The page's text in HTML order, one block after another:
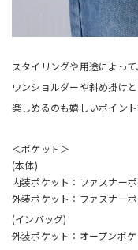
スタイリングや用途によって、
ワンショルダーや斜め掛け
楽しめるのも嬉しいポイント
＜ポケット＞
(本体)
内装ポケット：ファスナー
外装ポケット：ファスナー
(インバッグ)
外装ポケット：オープンポ